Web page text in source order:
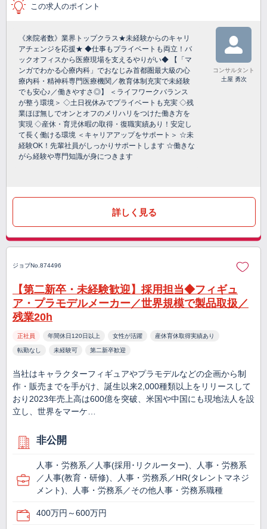
この求人のポイント
《来院者数》業界トップクラス★未経験からのキャリ
アチェンジを応援★ ◆仕事もプライベートも両立！バ
ックオフィスから医療現場を支えるやりがい◆ 【「マ
ンガでわかる心療内科」でおなじみ首都圏最大級の心
療内科・精神科専門医療機関／教育体制充実で未経験
でも安心♪／働きやすさ◎】 ＜ライフワークバランス
が整う環境＞ ◇土日祝休みでプライベートも充実 ◇残
業ほぼ無しでオンとオフのメリハリをつけた働き方を
実現 ◇産休・育児休暇の取得・復職実績あり！安定し
て長く働ける環境 ＜キャリアアップをサポート＞ ☆未
経験OK！先輩社員がしっかりサポートします ☆働きな
がら経験や専門知識が身につきます
コンサルタント
土屋 勇次
詳しく見る
ジョブNo.874496
【第二新卒・未経験歓迎】採用担当◆フィギュ
ア・プラモデルメーカー／世界規模で製品取扱／
残業20h
正社員 年間休日120日以上 女性が活躍 産休育休取得実績あり
転勤なし 未経験可 第二新卒歓迎
当社はキャラクターフィギュアやプラモデルなどの企画から制
作・販売までを手がけ、誕生以来2,000種類以上をリリースして
おり2023年売上高は600億を突破、米国や中国にも現地法人を設
立し、世界をマーケ…
非公開
人事・労務系／人事(採用･リクルーター)、人事・労務系
／人事(教育・研修)、人事・労務系／HR(タレントマネジ
メント)、人事・労務系／その他人事・労務系職種
400万円～600万円